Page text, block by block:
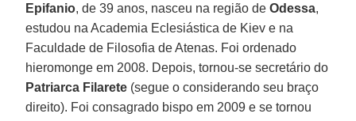
Epifanio, de 39 anos, nasceu na região deOdessa,
estudou na Academia Eclesiástica de Kiev e na
Faculdade de Filosofia de Atenas. Foi ordenado
hieromonge em 2008. Depois, tornou-se secretário do
Patriarca Filarete (segue o considerando seu braço
direito). Foi consagrado bispo em 2009 e se tornou